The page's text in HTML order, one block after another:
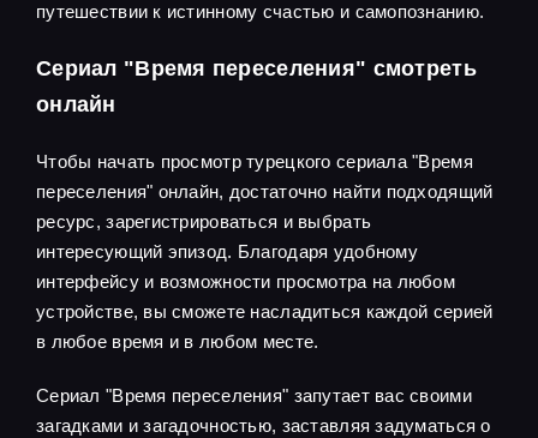
путешествии к истинному счастью и самопознанию.
Сериал "Время переселения" смотреть
онлайн
Чтобы начать просмотр турецкого сериала "Время
переселения" онлайн, достаточно найти подходящий
ресурс, зарегистрироваться и выбрать
интересующий эпизод. Благодаря удобному
интерфейсу и возможности просмотра на любом
устройстве, вы сможете насладиться каждой серией
в любое время и в любом месте.
Сериал "Время переселения" запутает вас своими
загадками и загадочностью, заставляя задуматься о